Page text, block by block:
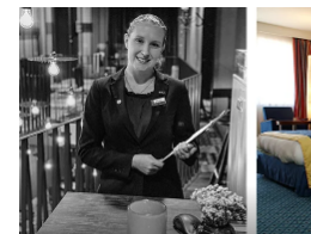
Nadine Thore, konferenschef på
Helsingborg,
var inställd på en hotellkarriär
Privat/Colourbox